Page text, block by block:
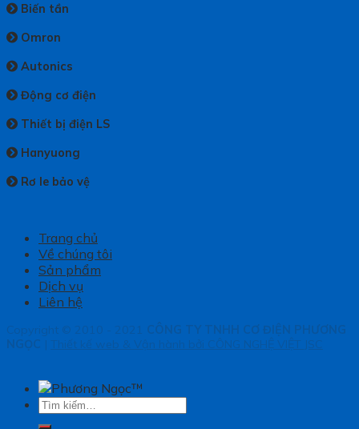
Biến tần
Omron
Autonics
Động cơ điện
Thiết bị điện LS
Hanyuong
Rơ le bảo vệ
Trang chủ
Về chúng tôi
Sản phẩm
Dịch vụ
Liên hệ
Copyright © 2010 - 2021 CÔNG TY TNHH CƠ ĐIỆN PHƯƠNG
NGỌC | Thiết kế web & Vận hành bởi CÔNG NGHỆ VIỆT JSC
Tìm